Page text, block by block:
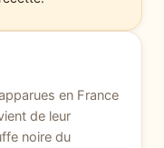
en France
de leur
noire du